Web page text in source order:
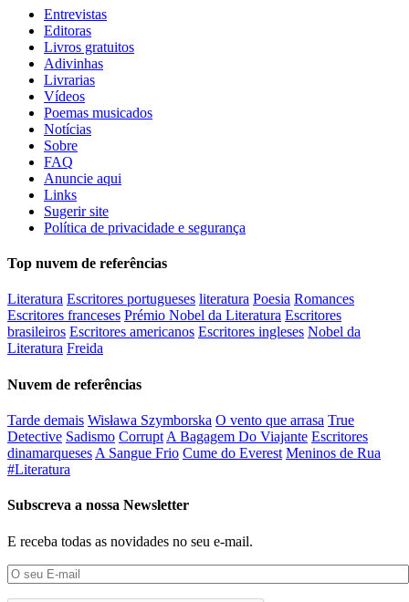
Entrevistas
Editoras
Livros gratuitos
Adivinhas
Livrarias
Vídeos
Poemas musicados
Notícias
Sobre
FAQ
Anuncie aqui
Links
Sugerir site
Política de privacidade e segurança
Top nuvem de referências
Literatura Escritores portugueses literatura Poesia Romances
Escritores franceses Prémio Nobel da Literatura Escritores
brasileiros Escritores americanos Escritores ingleses Nobel da
Literatura Freida
Nuvem de referências
Tarde demais Wisława Szymborska O vento que arrasa True
Detective Sadismo Corrupt A Bagagem Do Viajante Escritores
dinamarqueses A Sangue Frio Cume do Everest Meninos de Rua
#Literatura
Subscreva a nossa Newsletter
E receba todas as novidades no seu e-mail.